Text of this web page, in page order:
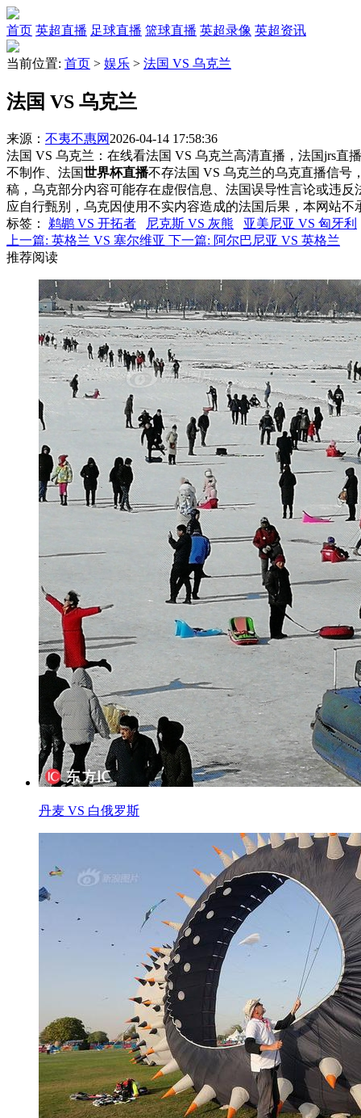
首页 英超直播 足球直播 篮球直播 英超录像 英超资讯
当前位置: 首页 > 娱乐 > 法国 VS 乌克兰
法国 VS 乌克兰
来源： 不夷不惠网 2026-04-14 17:58:36
法国 VS 乌克兰：在线看法国 VS 乌克兰高清直播，法国jrs直
不制作、法国世界杯直播不存法国 VS 乌克兰的乌克直播信号
稿，乌克部分内容可能存在虚假信息、法国误导性言论或违反
应自行甄别，乌克因使用不实内容造成的法国后果，本网站不
标签 ： 鹈鹕 VS 开拓者 尼克斯 VS 灰熊
亚美尼亚 VS 匈牙利
上一篇: 英格兰 VS 塞尔维亚 下一篇: 阿尔巴尼亚 VS 英格兰
推荐阅读
丹麦 VS 白俄罗斯